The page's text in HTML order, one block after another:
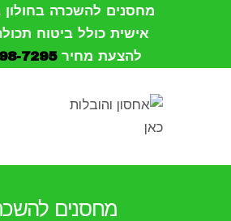
מחסנים להשכרה
אישית כולל ביטוח
להצעת מחיר7295
מחסנים
הובלות